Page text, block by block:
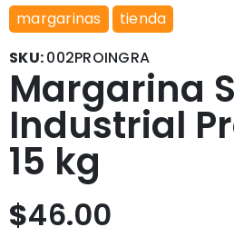
margarinas
tienda
SKU:002PROINGRA
Margarina
Industrial
15 kg
$46.00